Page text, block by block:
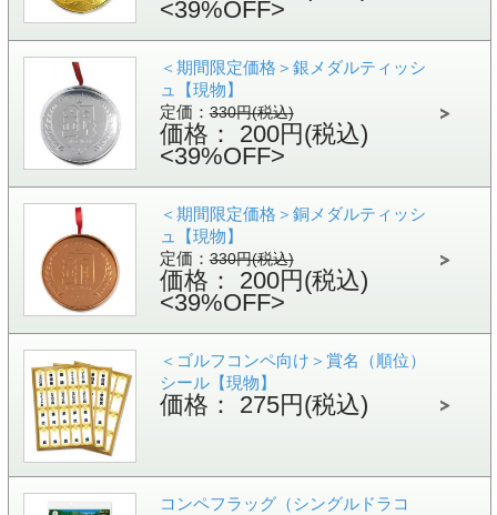
<39%OFF>
＜期間限定価格＞銀メダルティッシ
ュ【現物】
定価：330円(税込)
価格： 200円(税込)
<39%OFF>
＜期間限定価格＞銅メダルティッシ
ュ【現物】
定価：330円(税込)
価格： 200円(税込)
<39%OFF>
＜ゴルフコンペ向け＞賞名（順位）
シール【現物】
価格： 275円(税込)
コンペフラッグ（シングルドラコ